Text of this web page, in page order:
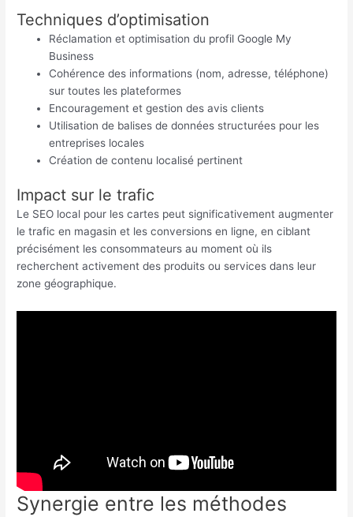
Techniques d’optimisation
Réclamation et optimisation du profil Google My
Business
Cohérence des informations (nom, adresse, téléphone)
sur toutes les plateformes
Encouragement et gestion des avis clients
Utilisation de balises de données structurées pour les
entreprises locales
Création de contenu localisé pertinent
Impact sur le trafic
Le SEO local pour les cartes peut significativement augmenter
le trafic en magasin et les conversions en ligne, en ciblant
précisément les consommateurs au moment où ils
recherchent activement des produits ou services dans leur
zone géographique.
Synergie entre les méthodes